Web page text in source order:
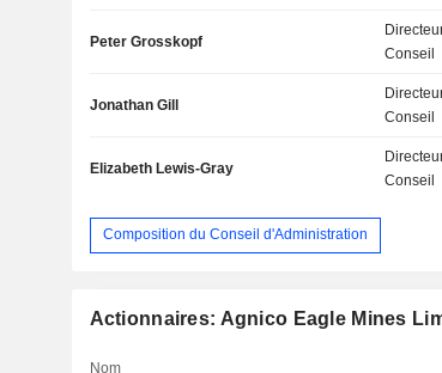
Peter Grosskopf
Conseil
Jonathan Gill
Conseil
Elizabeth Lewis-Gray
Conseil
Composition du Conseil d'Administration
Actionnaires: Agnico Eagle Mines
Nom